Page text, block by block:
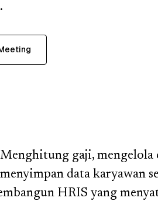
Menghitung gaji,
data karyawan
HRIS yang